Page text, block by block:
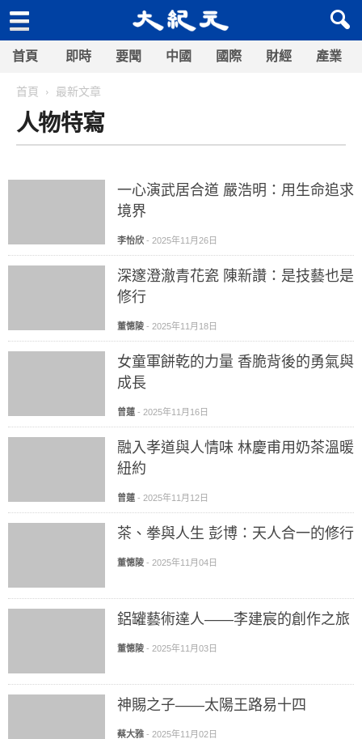
首頁 即時 要聞 中國 國際 財經 產業
首頁 最新文章
人物特寫
一心演武居合道 嚴浩明：用生命追求
境界
李怡欣 - 2025年11月26日
深邃澄澈青花瓷 陳新讚：是技藝也是
修行
董憓陵 - 2025年11月18日
女童軍餅乾的力量 香脆背後的勇氣與
成長
曾蓮 - 2025年11月16日
融入孝道與人情味 林慶甫用奶茶溫暖
紐約
曾蓮 - 2025年11月12日
茶、拳與人生 彭博：天人合一的修行
董憓陵 - 2025年11月04日
鋁罐藝術達人——李建宸的創作之旅
董憓陵 - 2025年11月03日
神賜之子——太陽王路易十四
蔡大雅 - 2025年11月02日